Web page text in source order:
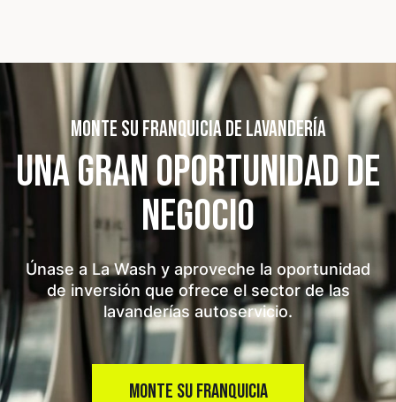
MONTE SU FRANQUICIA DE LAVANDERÍA
UNA GRAN OPORTUNIDADDE
NEGOCIO
Únase a La Wash y aproveche la oportunidad
de inversión que ofrece el sector de las
lavanderías autoservicio.
MONTE SU FRANQUICIA